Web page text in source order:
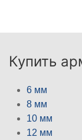
Купить
6 мм
8 мм
10 мм
12 мм